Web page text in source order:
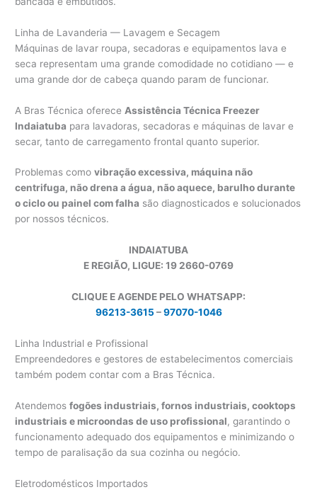
Linha de Lavanderia — Lavagem e Secagem
Máquinas de lavar roupa, secadoras e equipamentos lava e
seca representam uma grande comodidade no cotidiano — e
uma grande dor de cabeça quando param de funcionar.
A Bras Técnica oferece Assistência Técnica Freezer
Indaiatuba para lavadoras, secadoras e máquinas de lavar e
secar, tanto de carregamento frontal quanto superior.
Problemas comovibração excessiva, máquina não
centrifuga, não drena a água, não aquece, barulho durante
o ciclo ou painel com falha são diagnosticados e solucionados
por nossos técnicos.
INDAIATUBA
E REGIÃO, LIGUE: 19 2660-0769
CLIQUE E AGENDE PELO WHATSAPP:
96213-3615 –97070-1046
Linha Industrial e Profissional
Empreendedores e gestores de estabelecimentos comerciais
também podem contar com a Bras Técnica.
Atendemosfogões industriais, fornos industriais, cooktops
industriais e microondas de uso profissional, garantindo o
funcionamento adequado dos equipamentos e minimizando o
tempo de paralisação da sua cozinha ou negócio.
Eletrodomésticos Importados